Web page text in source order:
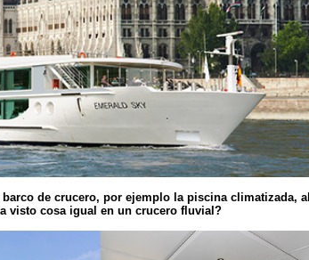
de crucero, por ejemplo la piscina climatizada, al
visto cosa igual en un crucero fluvial?